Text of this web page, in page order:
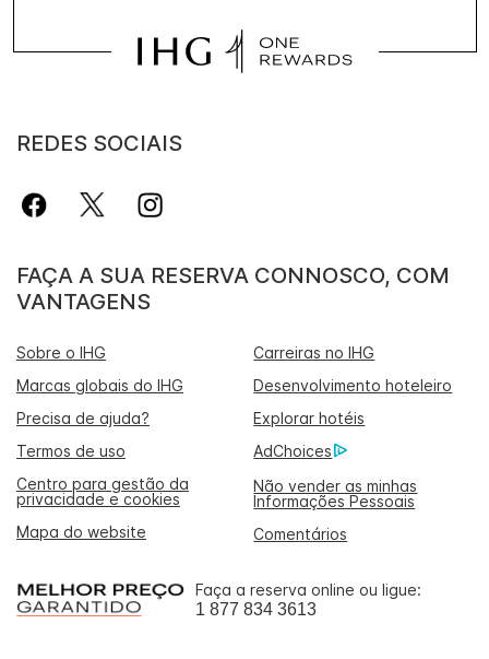
REDES SOCIAIS
FAÇA A SUA RESERVA CONNOSCO, COM
VANTAGENS
Sobre o IHG
Carreiras no IHG
Marcas globais do IHG
Desenvolvimento hoteleiro
Precisa de ajuda?
Explorar hotéis
Termos de uso
AdChoices
Centro para gestão da
privacidade e cookies
Não vender as minhas
Informações Pessoais
Mapa do website
Comentários
Faça a reserva online ou ligue:
1 877 834 3613